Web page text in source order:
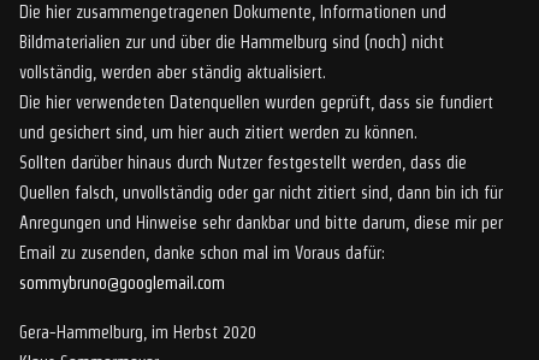
Die hier zusammengetragenen Dokumente, Informationen und
Bildmaterialien zur und über die Hammelburg sind (noch) nicht
vollständig, werden aber ständig aktualisiert.
Die hier verwendeten Datenquellen wurden geprüft, dass sie fundiert
und gesichert sind, um hier auch zitiert werden zu können.
Sollten darüber hinaus durch Nutzer festgestellt werden, dass die
Quellen falsch, unvollständig oder gar nicht zitiert sind, dann bin ich für
Anregungen und Hinweise sehr dankbar und bitte darum, diese mir per
Email zu zusenden, danke schon mal im Voraus dafür:
sommybruno@googlemail.com
Gera-Hammelburg, im Herbst 2020